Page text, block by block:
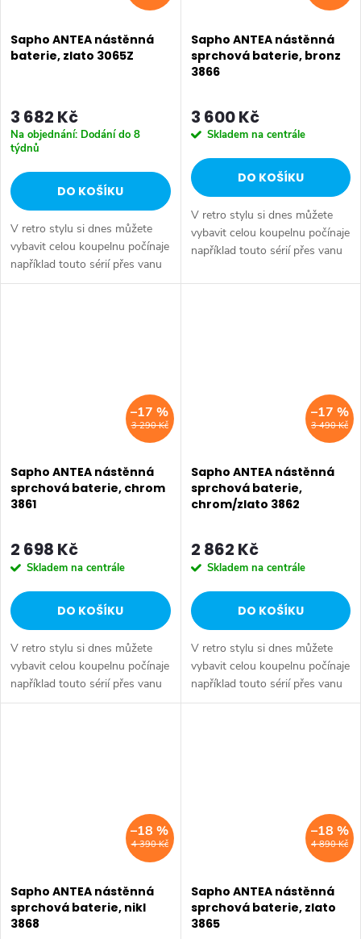
Sapho ANTEA nástěnná
baterie, zlato 3065Z
3 682 Kč
Na objednání: Dodání do 8
týdnů
DO KOŠÍKU
V retro stylu si dnes můžete
vybavit celou koupelnu počínaje
například touto sérií přes vanu
Retro, doplňky Diamond až po
Sapho ANTEA nástěnná
sprchová baterie, bronz
3866
3 600 Kč
Skladem na centrále
DO KOŠÍKU
V retro stylu si dnes můžete
vybavit celou koupelnu počínaje
například touto sérií přes vanu
keramiku Retro nebo Classic.
3 290 Kč
–17 %
Sapho ANTEA nástěnná
sprchová baterie, chrom
3861
2 698 Kč
Skladem na centrále
DO KOŠÍKU
V retro stylu si dnes můžete
vybavit celou koupelnu počínaje
například touto sérií přes vanu
Retro, doplňky Diamond až po
3 490 Kč
–17 %
Sapho ANTEA nástěnná
sprchová baterie,
chrom/zlato 3862
2 862 Kč
Skladem na centrále
DO KOŠÍKU
V retro stylu si dnes můžete
vybavit celou koupelnu počínaje
například touto sérií přes vanu
Retro, doplňky Diamond až po
4 390 Kč
–18 %
Sapho ANTEA nástěnná
sprchová baterie, nikl
3868
4 890 Kč
–18 %
Sapho ANTEA nástěnná
sprchová baterie, zlato
3865